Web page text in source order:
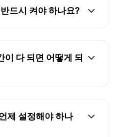
드시 켜야 하나요?
이 다 되면 어떻게 되
제 설정해야 하나